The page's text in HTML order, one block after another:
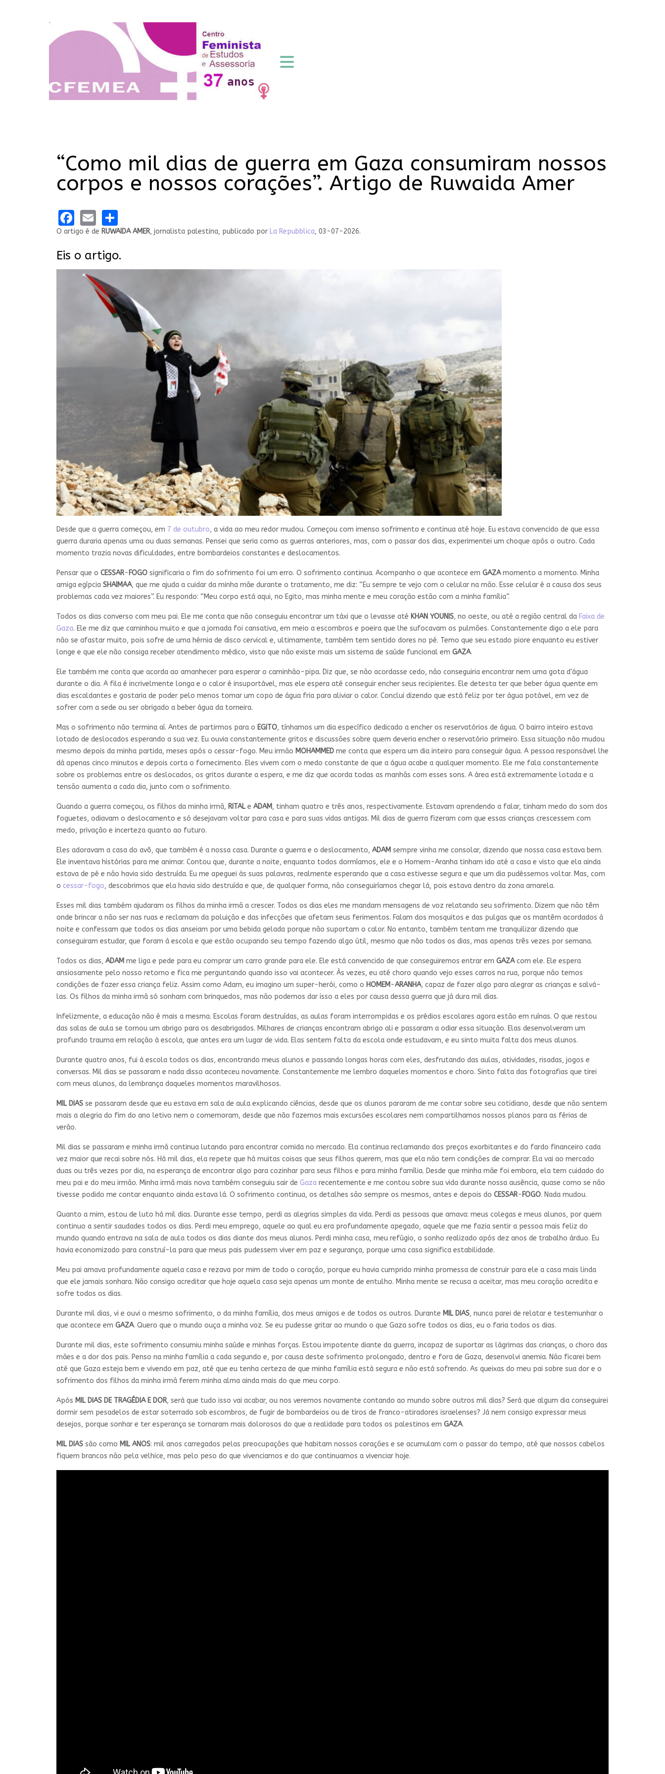
“Como mil dias de guerra em Gaza consumiram nossos
corpos e nossos corações”. Artigo de Ruwaida Amer
Facebook
Email
O artigo é de RUWAIDA AMER, jornalista palestina, publicado por La Repubblica, 03-07-2026.
Eis o artigo.
Desde que a guerra começou, em 7 de outubro, a vida ao meu redor mudou. Começou com imenso sofrimento e continua até hoje. Eu estava convencido de que essa
guerra duraria apenas uma ou duas semanas. Pensei que seria como as guerras anteriores, mas, com o passar dos dias, experimentei um choque após o outro. Cada
momento trazia novas dificuldades, entre bombardeios constantes e deslocamentos.
Pensar que o CESSAR- FOGO significaria o fim do sofrimento foi um erro. O sofrimento continua. Acompanho o que acontece em GAZAmomento a momento. Minha
amiga egípcia SHAIMAA, que me ajuda a cuidar da minha mãe durante o tratamento, me diz: “Eu sempre te vejo com o celular na mão. Esse celular é a causa dos seus
problemas cada vez maiores”. Eu respondo: “Meu corpo está aqui, no Egito, mas minha mente e meu coração estão com a minha família”.
Todos os dias converso com meu pai. Ele me conta que não conseguiu encontrar um táxi que o levasse até KHAN YOUNIS, no oeste, ou até a região central da Faixa de
Gaza. Ele me diz que caminhou muito e que a jornada foi cansativa, em meio a escombros e poeira que lhe sufocavam os pulmões. Constantemente digo a ele para
não se afastar muito, pois sofre de uma hérnia de disco cervical e, ultimamente, também tem sentido dores no pé. Temo que seu estado piore enquanto eu estiver
longe e que ele não consiga receber atendimento médico, visto que não existe mais um sistema de saúde funcional em GAZA.
Ele também me conta que acorda ao amanhecer para esperar o caminhão-pipa. Diz que, se não acordasse cedo, não conseguiria encontrar nem uma gota d'água
durante o dia. A fila é incrivelmente longa e o calor é insuportável, mas ele espera até conseguir encher seus recipientes. Ele detesta ter que beber água quente em
dias escaldantes e gostaria de poder pelo menos tomar um copo de água fria para aliviar o calor. Conclui dizendo que está feliz por ter água potável, em vez de
sofrer com a sede ou ser obrigado a beber água da torneira.
Mas o sofrimento não termina aí. Antes de partirmos para o EGITO, tínhamos um dia específico dedicado a encher os reservatórios de água. O bairro inteiro estava
lotado de deslocados esperando a sua vez. Eu ouvia constantemente gritos e discussões sobre quem deveria encher o reservatório primeiro. Essa situação não mudou
mesmo depois da minha partida, meses após o cessar-fogo. Meu irmão MOHAMMED me conta que espera um dia inteiro para conseguir água. A pessoa responsável lhe
dá apenas cinco minutos e depois corta o fornecimento. Eles vivem com o medo constante de que a água acabe a qualquer momento. Ele me fala constantemente
sobre os problemas entre os deslocados, os gritos durante a espera, e me diz que acorda todas as manhãs com esses sons. A área está extremamente lotada e a
tensão aumenta a cada dia, junto com o sofrimento.
Quando a guerra começou, os filhos da minha irmã, RITAL e ADAM, tinham quatro e três anos, respectivamente. Estavam aprendendo a falar, tinham medo do som dos
foguetes, odiavam o deslocamento e só desejavam voltar para casa e para suas vidas antigas. Mil dias de guerra fizeram com que essas crianças crescessem com
medo, privação e incerteza quanto ao futuro.
Eles adoravam a casa do avô, que também é a nossa casa. Durante a guerra e o deslocamento, ADAM sempre vinha me consolar, dizendo que nossa casa estava bem.
Ele inventava histórias para me animar. Contou que, durante a noite, enquanto todos dormíamos, ele e o Homem-Aranha tinham ido até a casa e visto que ela ainda
estava de pé e não havia sido destruída. Eu me apeguei às suas palavras, realmente esperando que a casa estivesse segura e que um dia pudéssemos voltar. Mas, com
o cessar-fogo, descobrimos que ela havia sido destruída e que, de qualquer forma, não conseguiríamos chegar lá, pois estava dentro da zona amarela.
Esses mil dias também ajudaram os filhos da minha irmã a crescer. Todos os dias eles me mandam mensagens de voz relatando seu sofrimento. Dizem que não têm
onde brincar a não ser nas ruas e reclamam da poluição e das infecções que afetam seus ferimentos. Falam dos mosquitos e das pulgas que os mantêm acordados à
noite e confessam que todos os dias anseiam por uma bebida gelada porque não suportam o calor. No entanto, também tentam me tranquilizar dizendo que
conseguiram estudar, que foram à escola e que estão ocupando seu tempo fazendo algo útil, mesmo que não todos os dias, mas apenas três vezes por semana.
Todos os dias, ADAM me liga e pede para eu comprar um carro grande para ele. Ele está convencido de que conseguiremos entrar em GAZAcom ele. Ele espera
ansiosamente pelo nosso retorno e fica me perguntando quando isso vai acontecer. Às vezes, eu até choro quando vejo esses carros na rua, porque não temos
condições de fazer essa criança feliz. Assim como Adam, eu imagino um super-herói, como o HOMEM -ARANHA, capaz de fazer algo para alegrar as crianças e salvá-
las. Os filhos da minha irmã só sonham com brinquedos, mas não podemos dar isso a eles por causa dessa guerra que já dura mil dias.
Infelizmente, a educação não é mais a mesma. Escolas foram destruídas, as aulas foram interrompidas e os prédios escolares agora estão em ruínas. O que restou
das salas de aula se tornou um abrigo para os desabrigados. Milhares de crianças encontram abrigo ali e passaram a odiar essa situação. Elas desenvolveram um
profundo trauma em relação à escola, que antes era um lugar de vida. Elas sentem falta da escola onde estudavam, e eu sinto muita falta dos meus alunos.
Durante quatro anos, fui à escola todos os dias, encontrando meus alunos e passando longas horas com eles, desfrutando das aulas, atividades, risadas, jogos e
conversas. Mil dias se passaram e nada disso aconteceu novamente. Constantemente me lembro daqueles momentos e choro. Sinto falta das fotografias que tirei
com meus alunos, da lembrança daqueles momentos maravilhosos.
MIL DIAS se passaram desde que eu estava em sala de aula explicando ciências, desde que os alunos pararam de me contar sobre seu cotidiano, desde que não sentem
mais a alegria do fim do ano letivo nem o comemoram, desde que não fazemos mais excursões escolares nem compartilhamos nossos planos para as férias de
verão.
Mil dias se passaram e minha irmã continua lutando para encontrar comida no mercado. Ela continua reclamando dos preços exorbitantes e do fardo financeiro cada
vez maior que recai sobre nós. Há mil dias, ela repete que há muitas coisas que seus filhos querem, mas que ela não tem condições de comprar. Ela vai ao mercado
duas ou três vezes por dia, na esperança de encontrar algo para cozinhar para seus filhos e para minha família. Desde que minha mãe foi embora, ela tem cuidado do
meu pai e do meu irmão. Minha irmã mais nova também conseguiu sair de Gaza recentemente e me contou sobre sua vida durante nossa ausência, quase como se não
tivesse podido me contar enquanto ainda estava lá. O sofrimento continua, os detalhes são sempre os mesmos, antes e depois do CESSAR- FOGO. Nada mudou.
Quanto a mim, estou de luto há mil dias. Durante esse tempo, perdi as alegrias simples da vida. Perdi as pessoas que amava: meus colegas e meus alunos, por quem
continuo a sentir saudades todos os dias. Perdi meu emprego, aquele ao qual eu era profundamente apegado, aquele que me fazia sentir a pessoa mais feliz do
mundo quando entrava na sala de aula todos os dias diante dos meus alunos. Perdi minha casa, meu refúgio, o sonho realizado após dez anos de trabalho árduo. Eu
havia economizado para construí-la para que meus pais pudessem viver em paz e segurança, porque uma casa significa estabilidade.
Meu pai amava profundamente aquela casa e rezava por mim de todo o coração, porque eu havia cumprido minha promessa de construir para ele a casa mais linda
que ele jamais sonhara. Não consigo acreditar que hoje aquela casa seja apenas um monte de entulho. Minha mente se recusa a aceitar, mas meu coração acredita e
sofre todos os dias.
Durante mil dias, vi e ouvi o mesmo sofrimento, o da minha família, dos meus amigos e de todos os outros. Durante MIL DIAS, nunca parei de relatar e testemunhar o
que acontece em GAZA. Quero que o mundo ouça a minha voz. Se eu pudesse gritar ao mundo o que Gaza sofre todos os dias, eu o faria todos os dias.
Durante mil dias, este sofrimento consumiu minha saúde e minhas forças. Estou impotente diante da guerra, incapaz de suportar as lágrimas das crianças, o choro das
mães e a dor dos pais. Penso na minha família a cada segundo e, por causa deste sofrimento prolongado, dentro e fora de Gaza, desenvolvi anemia. Não ficarei bem
até que Gaza esteja bem e vivendo em paz, até que eu tenha certeza de que minha família está segura e não está sofrendo. As queixas do meu pai sobre sua dor e o
sofrimento dos filhos da minha irmã ferem minha alma ainda mais do que meu corpo.
Após MIL DIAS DE TRAGÉDIA E DOR, será que tudo isso vai acabar, ou nos veremos novamente contando ao mundo sobre outros mil dias? Será que algum dia conseguirei
dormir sem pesadelos de estar soterrado sob escombros, de fugir de bombardeios ou de tiros de franco-atiradores israelenses? Já nem consigo expressar meus
desejos, porque sonhar e ter esperança se tornaram mais dolorosos do que a realidade para todos os palestinos em GAZA.
MIL DIAS são como MIL ANOS: mil anos carregados pelas preocupações que habitam nossos corações e se acumulam com o passar do tempo, até que nossos cabelos
fiquem brancos não pela velhice, mas pelo peso do que vivenciamos e do que continuamos a vivenciar hoje.